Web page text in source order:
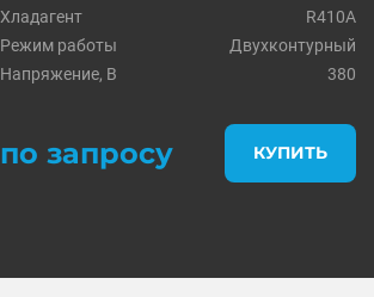
Хладагент
R410A
Режим работы
Двухконтурный
Напряжение, В
380
по запросу КУПИТЬ